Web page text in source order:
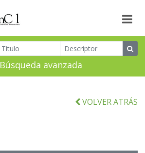
Búsqueda avanzada
VOLVER ATRÁS